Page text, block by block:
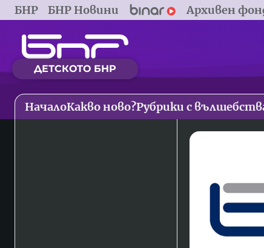
БНР БНР Новини Архивен
ДЕТСКОТО БНР
НачалоКакво ново?Рубрики с